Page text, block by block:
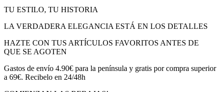
TU ESTILO, TU HISTORIA
LA VERDADERA ELEGANCIA ESTÁ EN LOS DETALLES
HAZTE CON TUS ARTÍCULOS FAVORITOS ANTES DE
QUE SE AGOTEN
Gastos de envío 4.90€ para la península y gratis por compra superior
a 69€. Recibelo en 24/48h